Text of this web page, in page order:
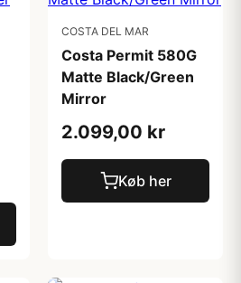
COSTA DEL MAR
Costa Permit 580G
Matte Black/Green
Mirror
2.099,00 kr
Køb her